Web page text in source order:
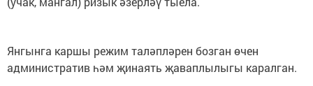
Янгынга каршы режим таләпләрен бозган өчен
административ һәм җинаять җаваплылыгы каралган.